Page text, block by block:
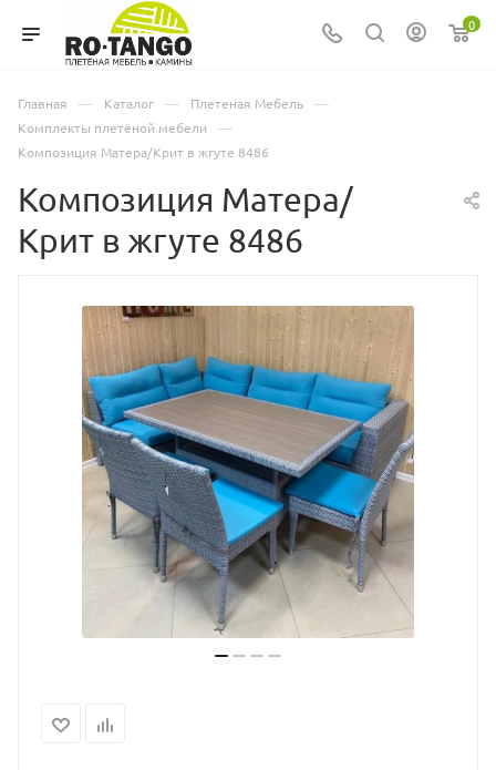
0
Главная — Каталог — Плетеная Мебель —
Комплекты плетёной мебели —
Композиция Матера/Крит в жгуте 8486
Композиция Матера/
Крит в жгуте 8486